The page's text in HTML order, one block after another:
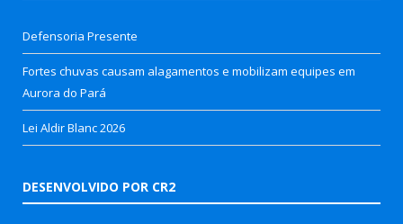
Defensoria Presente
Fortes chuvas causam alagamentos e mobilizam equipes em
Aurora do Pará
Lei Aldir Blanc 2026
DESENVOLVIDO POR CR2